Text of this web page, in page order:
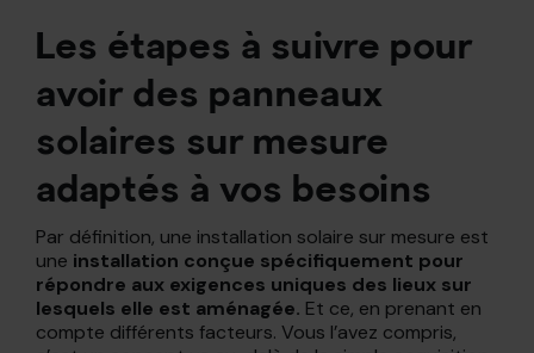
Les étapes à suivre pour
avoir des panneaux
solaires sur mesure
adaptés à vos besoins
Par définition, une installation solaire sur mesure est
une installation conçue spécifiquement pour
répondre aux exigences uniques des lieux sur
lesquels elle est aménagée. Et ce, en prenant en
compte différents facteurs. Vous l’avez compris,